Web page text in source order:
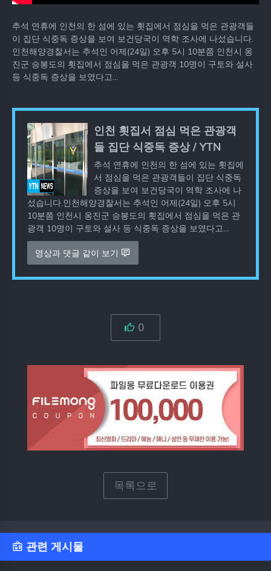
추석 연휴에 인천의 한 섬에 있는 횟집에서 점심을 먹은 관광객들
이 집단 식중독 증상을 보여 보건당국이 역학 조사에 나섰습니다.
인천해양경찰서는 추석인 어제(24일) 오후 5시 10분쯤 인천시 옹
진군 승봉도의 횟집에서 점심을 먹은 관광객 10명이 구토와 설사
등 식중독 증상을 보였다고...
인천 횟집서 점심 먹은 관광객
들 집단 식중독 증상 / YTN
추석 연휴에 인천의 한 섬에 있는 횟집에
서 점심을 먹은 관광객들이 집단 식중독
증상을 보여 보건당국이 역학 조사에 나
섰습니다.인천해양경찰서는 추석인 어제(24일) 오후 5시
10분쯤 인천시 옹진군 승봉도의 횟집에서 점심을 먹은 관
광객 10명이 구토와 설사 등 식중독 증상을 보였다고...
영상과 댓글 같이 보기
0
목록으로
관련 게시물